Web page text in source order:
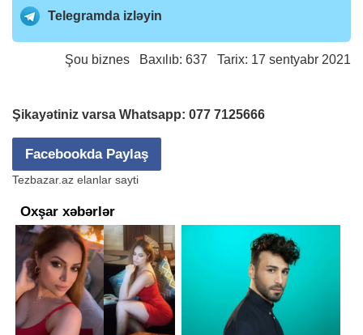
Telegramda izləyin
Şou biznes Baxılıb: 637 Tarix: 17 sentyabr 2021
Şikayətiniz varsa Whatsapp: 077 7125666
Facebookda Paylaş
Tezbazar.az elanlar sayti
Oxşar xəbərlər